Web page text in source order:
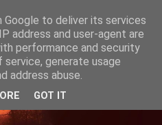
to deliver its services
address and user-agent are
performance and security
generate usage
address abuse.
GOT IT